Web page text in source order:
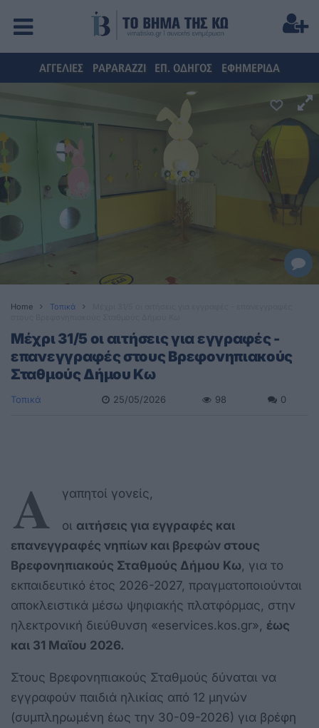
ΑΓΓΕΛΙΕΣ PAPARAZZI ΕΠ. ΟΔΗΓΟΣ ΕΦΗΜΕΡΙΔΑ
Home Τοπικά
Μέχρι 31/5 οι αιτήσεις για εγγραφές -
επανεγγραφές στους Βρεφονηπιακούς
Σταθμούς Δήμου Κω
Τοπικά 25/05/2026 98 0
Α γαπητοί γονείς,
οι αιτήσεις για εγγραφές και
επανεγγραφές νηπίων και βρεφών στους
Βρεφονηπιακούς Σταθμούς Δήμου Κω , για το
εκπαιδευτικό έτος 2026-2027, πραγματοποιούνται
αποκλειστικά μέσω ψηφιακής πλατφόρμας, στην
ηλεκτρονική διεύθυνση «eservices.kos.gr», έως
και 31 Μαϊου 2026.
Στους Βρεφονηπιακούς Σταθμούς δύναται να
εγγραφούν παιδιά ηλικίας από 12 μηνών
(συμπληρωμένη έως την 30-09-2026) για βρέφη